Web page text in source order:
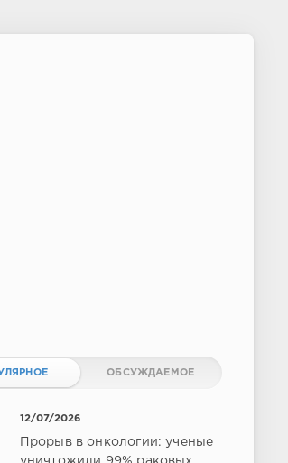
ОБСУЖДАЕМОЕ
12/07/2026
Прорыв в онкологии: ученые